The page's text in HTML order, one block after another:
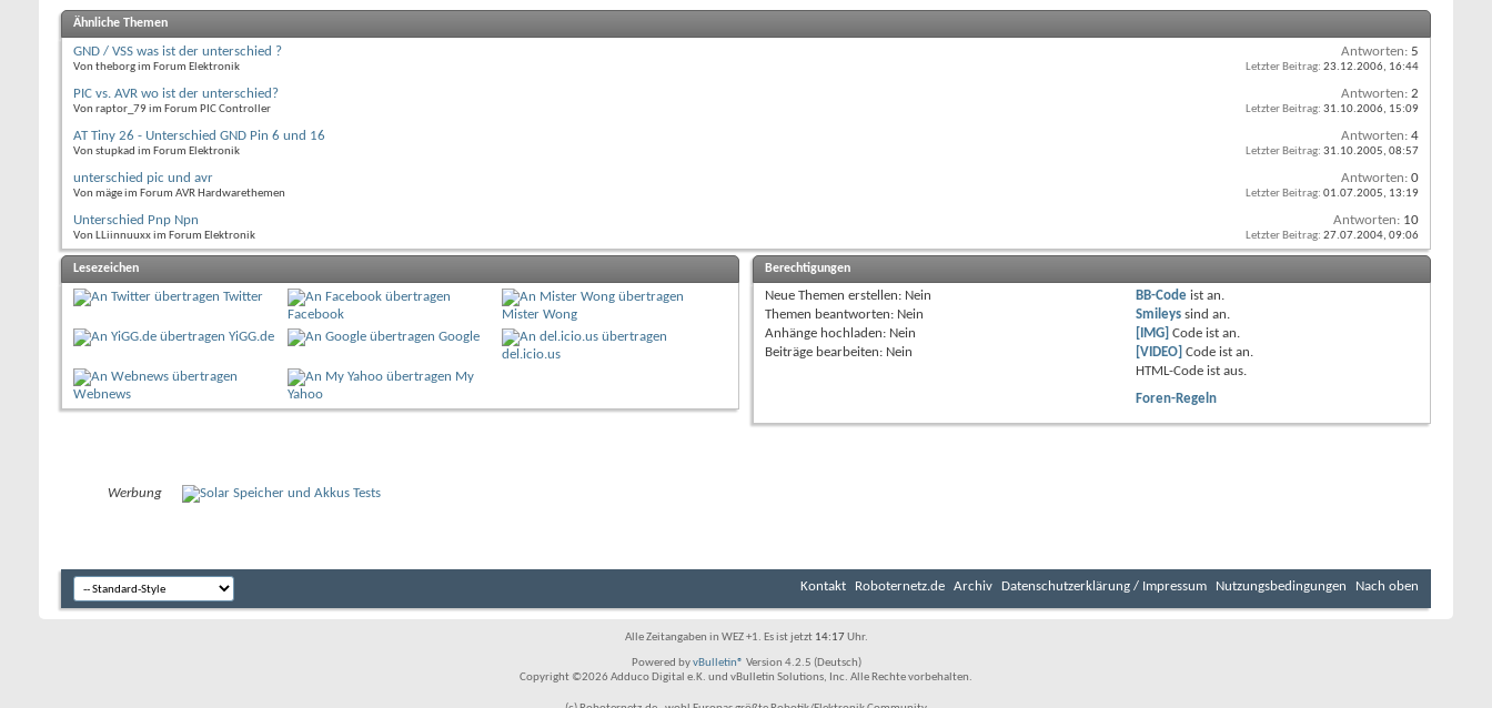
Ähnliche Themen
GND / VSS was ist der unterschied ?
Von theborg im Forum Elektronik
Antworten: 5
Letzter Beitrag: 23.12.2006, 16:44
PIC vs. AVR wo ist der unterschied?
Von raptor_79 im Forum PIC Controller
Antworten: 2
Letzter Beitrag: 31.10.2006, 15:09
AT Tiny 26 - Unterschied GND Pin 6 und 16
Von stupkad im Forum Elektronik
Antworten: 4
Letzter Beitrag: 31.10.2005, 08:57
unterschied pic und avr
Von mäge im Forum AVR Hardwarethemen
Antworten: 0
Letzter Beitrag: 01.07.2005, 13:19
Unterschied Pnp Npn
Von LLiinnuuxx im Forum Elektronik
Antworten: 10
Letzter Beitrag: 27.07.2004, 09:06
Lesezeichen
Twitter
Facebook
Mister Wong
YiGG.de
Google
del.icio.us
Webnews
My
Yahoo
Berechtigungen
Neue Themen erstellen: Nein
Themen beantworten: Nein
Anhänge hochladen: Nein
Beiträge bearbeiten: Nein
BB-Code istan.
Smileys sindan.
[IMG] Code istan.
[VIDEO] Code istan.
HTML-Code istaus.
Foren-Regeln
Werbung
Kontakt Roboternetz.de Archiv Datenschutzerklärung / Impressum Nutzungsbedingungen Nach oben
Alle Zeitangaben in WEZ +1. Es ist jetzt 14:17Uhr.
Powered byvBulletin® Version 4.2.5 (Deutsch)
Copyright ©2026 Adduco Digital e.K. und vBulletin Solutions, Inc. Alle Rechte vorbehalten.